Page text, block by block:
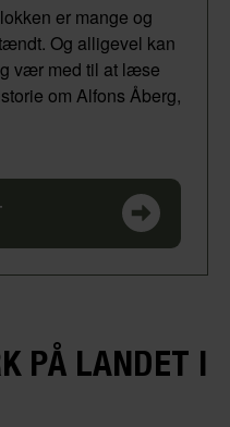
er mange og
Og alligevel kan
vær med til at læse
om Alfons Åberg,
PÅ LANDET I